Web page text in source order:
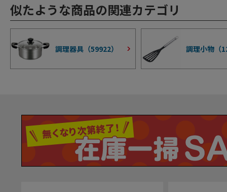
似たような商品の関連カテゴリ
調理器具（59922） 調理小物（